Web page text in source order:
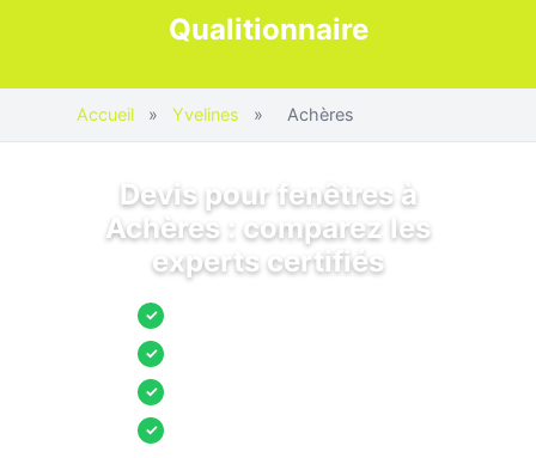
Qualitionnaire
Accueil » Yvelines » Achères
Devis pour fenêtres à
Achères : comparez les
experts certifiés
✓
✓
✓
✓